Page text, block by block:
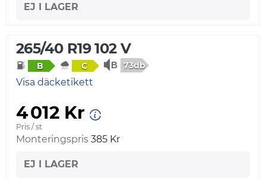
EJ I LAGER
265/40 R19 102 V
B C 73db
Visa däcketikett
4 012 Kr
Pris / st
Monteringspris 385 Kr
EJ I LAGER